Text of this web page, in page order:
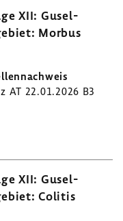
XII: Gusel­
Morbus
AT 22.01.2026 B3
XII: Gusel­
Colitis